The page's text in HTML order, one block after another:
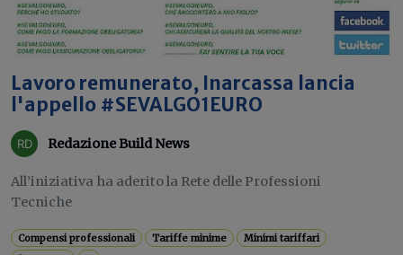
Lavoro remunerato, Inarcassa lancia
l'appello #SEVALGO1EURO
Redazione Build News
All’iniziativa ha aderito la Rete delle Professioni
Tecniche
Compensi professionali Tariffe minime
Minimi tariffari